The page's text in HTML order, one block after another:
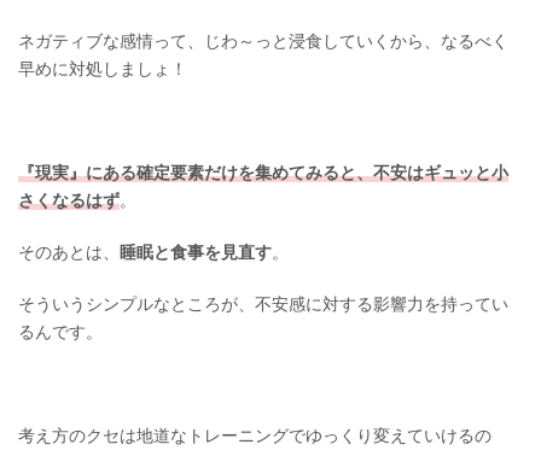
ネガティブな感情って、じわ～っと浸食していくから、なるべく
早めに対処しましょ！
『現実』にある確定要素だけを集めてみると、不安はギュッと小
さくなるはず。
そのあとは、 睡眠と食事を見直す。
そういうシンプルなところが、不安感に対する影響力を持ってい
るんです。
考え方のクセは地道なトレーニングでゆっくり変えていけるの